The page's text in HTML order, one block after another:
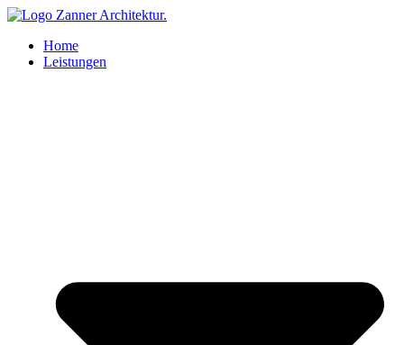
Zum
springenHome
Leistungen